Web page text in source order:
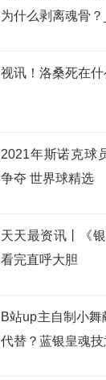
为什么剥离魂骨
视讯！洛桑死在
2021年斯诺克球
争夺 世界球精选
天天最资讯丨《
看完直呼大胆
B站up主自制小
代替？蓝银皇魂